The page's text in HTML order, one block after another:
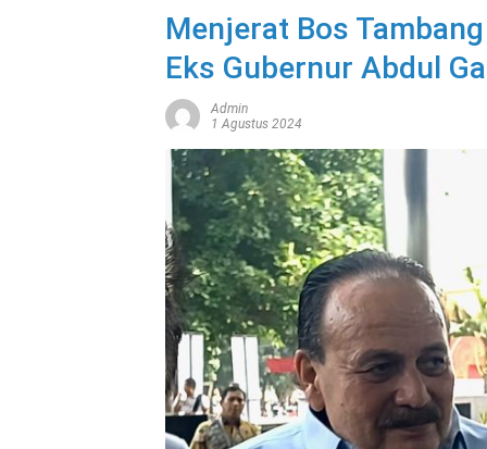
Menjerat Bos
Eks Gubernur Abdul
Admin
1 Agustus 2024